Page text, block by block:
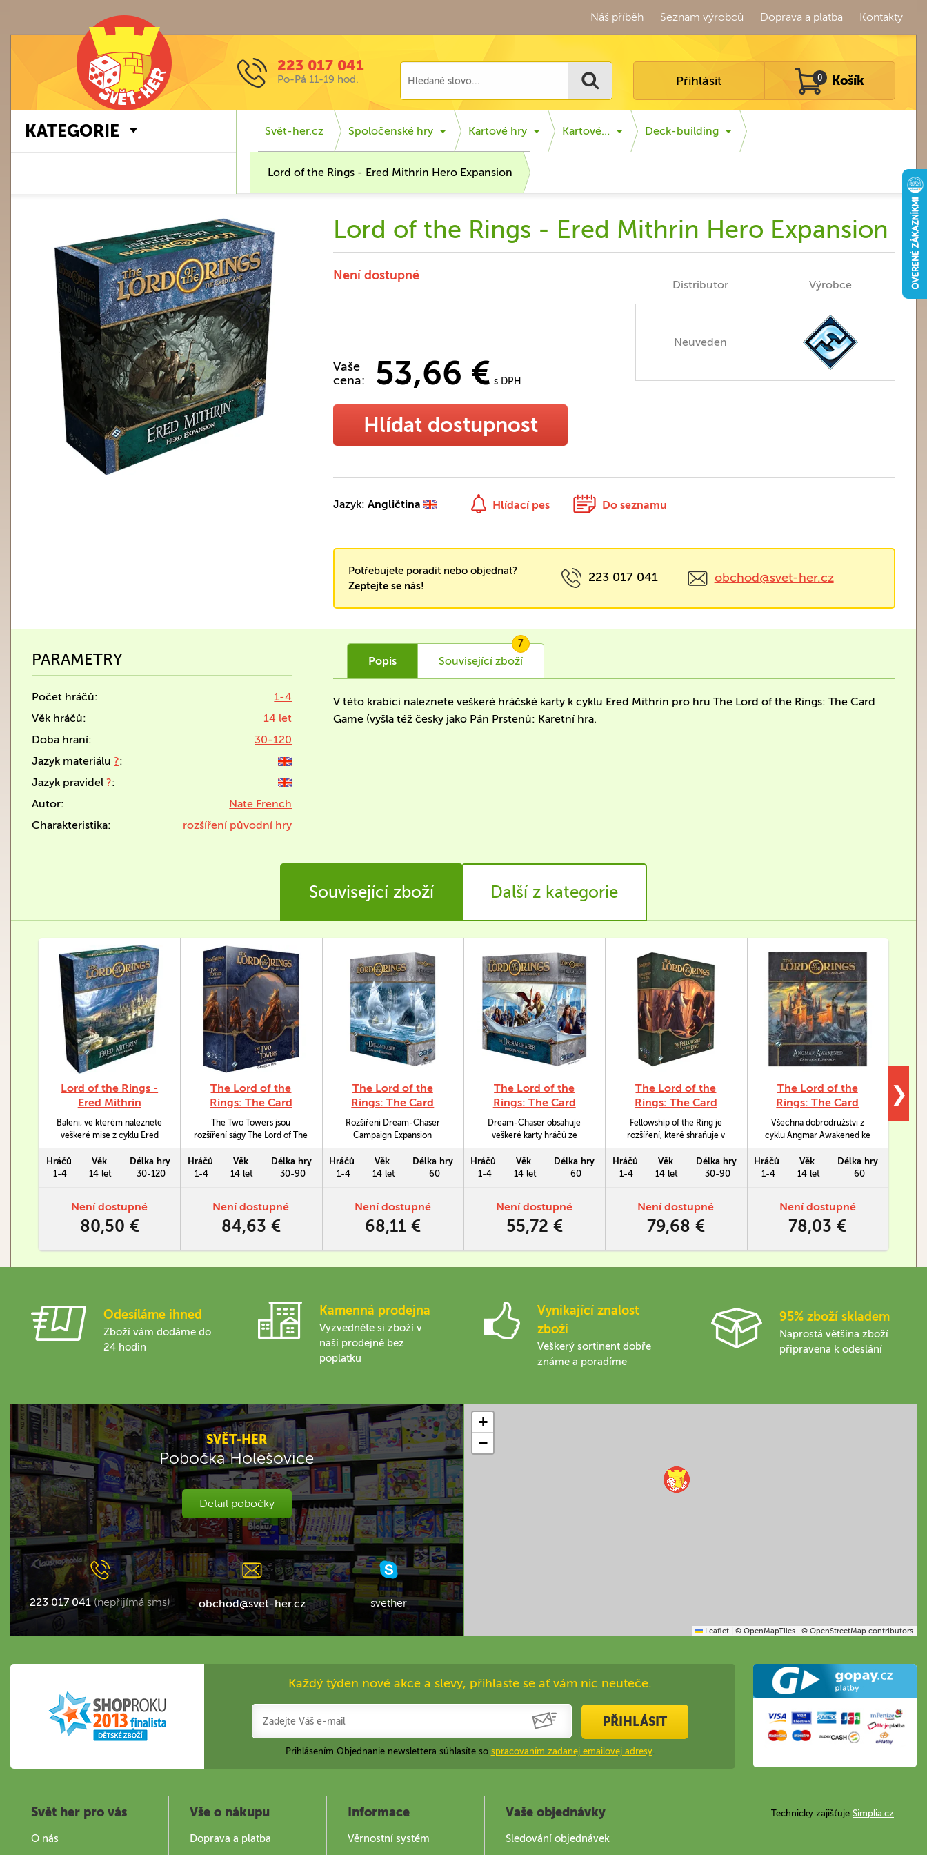
Náš příběh Seznam výrobců Doprava a platba Kontakty
223 017 041
Po-Pá 11-19 hod. Přihlásit 0 Košík
KATEGORIE Svět-her.cz Spoločenské hry Kartové hry Kartové… Deck-building
Lord of the Rings - Ered Mithrin Hero Expansion
Lord of the Rings - Ered Mithrin Hero Expansion
Vaše
cena:
53,66 € s DPH
Není dostupné
Hlídat dostupnost
Distributor Výrobce
Neuveden
Jazyk:Angličtina Hlídací pes Do seznamu
Potřebujete poradit nebo objednat?
Zeptejte se nás!
223 017 041 obchod@svet-her.cz
PARAMETRY
Počet hráčů:
1-4
Věk hráčů:
14 let
Doba hraní:
30-120
Jazyk materiálu ?:
Jazyk pravidel ?:
Autor:
Nate French
Charakteristika:
rozšíření původní hry
Popis Související zboží
7
V této krabici naleznete veškeré hráčské karty k cyklu Ered Mithrin pro hru The Lord of the Rings: The Card
Game (vyšla též česky jako Pán Prstenů: Karetní hra.
Související zboží Další z kategorie
Lord of the Rings -
Ered Mithrin
Campaign Expansion
Balení, ve kterém naleznete
veškeré mise z cyklu Ered
Rings: The Card Game.
Obsahuje i kampaňové karty.
Hráčů
1-4
Věk
14 let
Délka hry
30-120
Není dostupné
80,50 €
The Lord of the
Rings: The Card
Game - The Two
Towers Saga
The Two Towers jsou
rozšíření ságy The Lord of The
scénářů, díky kterým můžete
prožít dobrodružství z
prstenů od J. R. R. Tolkiena.
Toto rozšíření navíc obsahuje
více než 60 herních karet a
Hráčů
1-4
Věk
14 let
Délka hry
30-90
Není dostupné
84,63 €
The Lord of the
Rings: The Card
Game - Dream-
Chaser: Campaign
Rozšíření Dream-Chaser
Campaign Expansion
scénářů ze stejnojmenného
cyklu pro karetní hru The
Hráčů
1-4
Věk
14 let
Délka hry
60
Není dostupné
68,11 €
The Lord of the
Rings: The Card
Game - Dream-
Chaser: Hero
Dream-Chaser obsahuje
veškeré karty hráčů ze
karetní hru The Lord of the
Rings.
Hráčů
1-4
Věk
14 let
Délka hry
60
Není dostupné
55,72 €
The Lord of the
Rings: The Card
Game - The
Fellowship of the
Fellowship of the Ring je
rozšíření, které shraňuje v
Black Riders a The Road
Darkens pro karetní hru The
Hráčů
1-4
Věk
14 let
Délka hry
30-90
Není dostupné
79,68 €
The Lord of the
Rings: The Card
Game - Angmar
Awakened:
Všechna dobrodružství z
cyklu Angmar Awakened ke
Rings v jedné velké krabici.
Hráčů
1-4
Věk
14 let
Délka hry
60
Není dostupné
78,03 €
The
❯
Odesíláme ihned
Zboží vám dodáme do
24 hodin
Kamenná prodejna
Vyzvedněte si zboží v
naší prodejně bez
poplatku
Vynikající znalost
zboží
Veškerý sortinent dobře
známe a poradíme
95% zboží skladem
Naprostá většina zboží
připravena k odeslání
SVĚT-HER
Pobočka Holešovice
Detail pobočky
223 017 041 (nepřijímá sms) obchod@svet-her.cz svether
+
−
Leaflet © OpenMapTiles © OpenStreetMap contributors
Každý týden nové akce a slevy, přihlaste se ať vám nic neuteče.
PŘIHLÁSIT
Prihlásením Objednanie newslettera súhlasíte so spracovaním zadanej emailovej adresy.
Svět her pro vás
O nás
Vše o nákupu
Doprava a platba
Informace
Věrnostní systém
Vaše objednávky
Sledování objednávek
Technicky zajišťuje Simplia.cz